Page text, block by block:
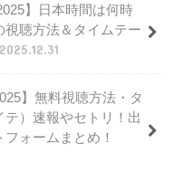
】日本時間は何時
視聴方法＆タイムテー
2025.12.31
】無料視聴方法・タ
）速報やセトリ！出
ォームまとめ！